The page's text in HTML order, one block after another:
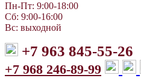
Пн-Пт: 9:00-18:00
Сб: 9:00-16:00
Вс: выходной
+7 963 845-55-26
+7 968 246-89-99